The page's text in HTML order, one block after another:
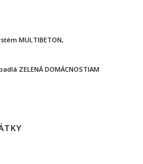
MULTIBETON,
ZELENÁ DOMÁCNOSTIAM